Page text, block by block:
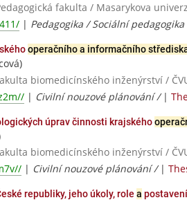
fakulta / Masarykova
| Pedagogika / Sociální pedagogika
operačního a informačního
biomedicínského inženýrství /
| Civilní nouzové plánování / |
úprav činnosti krajského
biomedicínského inženýrství /
| Civilní nouzové plánování / |
republiky, jeho úkoly, role a